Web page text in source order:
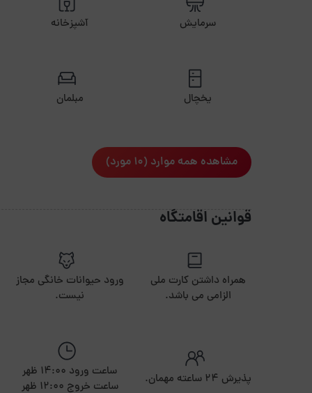
سرمایش آشپزخانه
یخچال مبلمان
مشاهده همه موارد (10 مورد)
قوانین اقامتگاه
همراه داشتن کارت ملی
الزامی می باشد.
ورود حیوانات خانگی مجاز
نیست.
پذیرش ۲۴ ساعته مهمان.
ساعت ورود 14:00 ظهر
ساعت خروج 12:00 ظهر